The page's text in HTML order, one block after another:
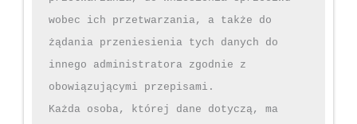
wobec ich przetwarzania, a także do
żądania przeniesienia tych danych do
innego administratora zgodnie z
obowiązującymi przepisami.
Każda osoba, której dane dotyczą, ma